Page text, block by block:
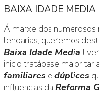
BAIXA IDADE MEDIA
Á marxe dos
lendarias, queremos
Baixa Idade Media
inicio tratábase
familiares e dúplices
influencias da Reforma